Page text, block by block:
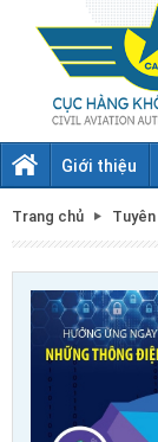
Giới thiệu
Trang chủ